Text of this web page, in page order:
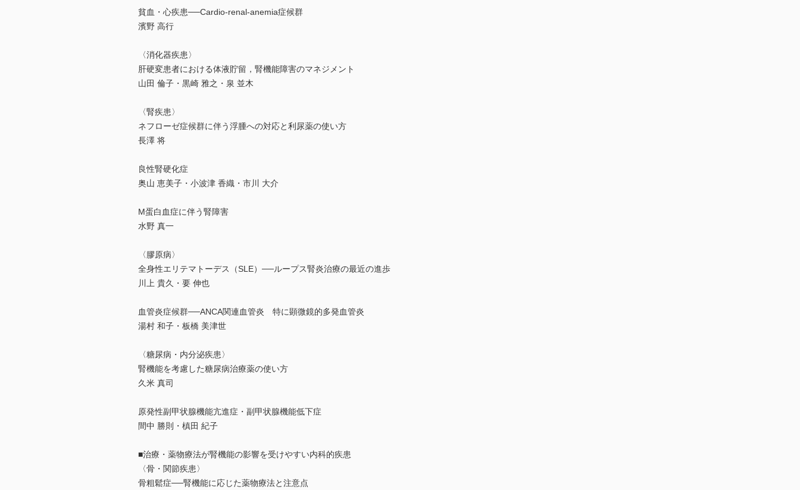
貧血・心疾患──Cardio-renal-anemia症候群
濱野 高行
〈消化器疾患〉
肝硬変患者における体液貯留，腎機能障害のマネジメント
山田 倫子・黒崎 雅之・泉 並木
〈腎疾患〉
ネフローゼ症候群に伴う浮腫への対応と利尿薬の使い方
長澤 将
良性腎硬化症
奥山 恵美子・小波津 香織・市川 大介
M蛋白血症に伴う腎障害
水野 真一
〈膠原病〉
全身性エリテマトーデス（SLE）──ループス腎炎治療の最近の進歩
川上 貴久・要 伸也
血管炎症候群──ANCA関連血管炎 特に顕微鏡的多発血管炎
湯村 和子・板橋 美津世
〈糖尿病・内分泌疾患〉
腎機能を考慮した糖尿病治療薬の使い方
久米 真司
原発性副甲状腺機能亢進症・副甲状腺機能低下症
間中 勝則・槙田 紀子
■治療・薬物療法が腎機能の影響を受けやすい内科的疾患
〈骨・関節疾患〉
骨粗鬆症──腎機能に応じた薬物療法と注意点